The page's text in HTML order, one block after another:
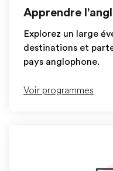
Apprendre
Explorez un large
destinations et
pays anglophone.
Voir programmes